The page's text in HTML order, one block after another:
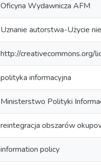
Oficyna Wydawnicza AFM
Uznanie autorstwa-Użycie
http://creativecommons.org/
polityka informacyjna
Ministerstwo Polityki
reintegracja obszarów
information policy